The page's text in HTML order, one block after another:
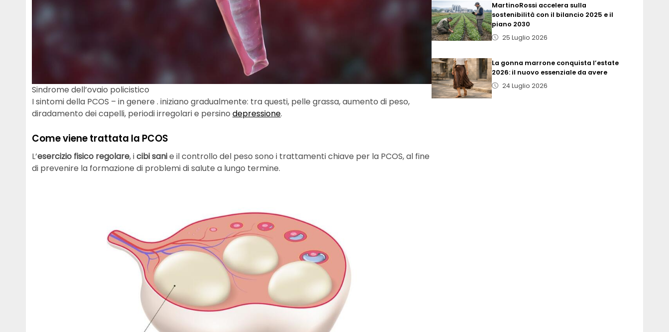
Sindrome dell’ovaio policistico
I sintomi della PCOS – in genere . iniziano gradualmente: tra questi, pelle grassa, aumento di peso,
diradamento dei capelli, periodi irregolari e persino depressione.
Come viene trattata la PCOS
L’esercizio fisico regolare, icibi sanie il controllo del peso sono i trattamenti chiave per la PCOS, al fine
di prevenire la formazione di problemi di salute a lungo termine.
MartinoRossi accelera sulla
sostenibilità con il bilancio 2025 e il
piano 2030
25 Luglio 2026
La gonna marrone conquista l’estate
2026: il nuovo essenziale da avere
24 Luglio 2026